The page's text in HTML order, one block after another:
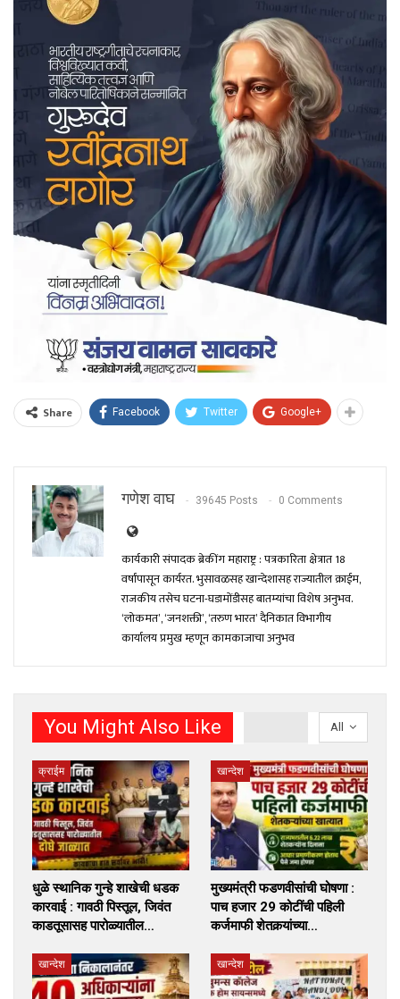
Share Facebook Twitter Google+
गणेश वाघ 39645 Posts 0 Comments
कार्यकारी संपादक ब्रेकींग महाराष्ट्र : पत्रकारिता क्षेत्रात 18
वर्षांपासून कार्यरत. भुसावळसह खान्देशासह राज्यातील क्राईम,
राजकीय तसेच घटना-घडामोंडीसह बातम्यांचा विशेष अनुभव.
‘लोकमत’, ‘जनशक्ती’, ‘तरुण भारत’ दैनिकात विभागीय
कार्यालय प्रमुख म्हणून कामकाजाचा अनुभव
All
You Might Also Like
क्राईम
धुळे स्थानिक गुन्हे शाखेची धडक
कारवाई : गावठी पिस्तूल, जिवंत
काडतूसासह पारोळ्यातील…
खान्देश
मुख्यमंत्री फडणवीसांची घोषणा :
पाच हजार 29 कोटींची पहिली
कर्जमाफी शेतकर्‍यांच्या…
खान्देश खान्देश